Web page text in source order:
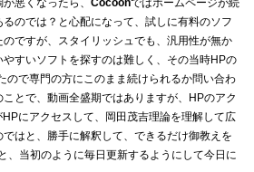
悪くなったら、 Cocoonではホームページが続
のでは？と心配になって、試しに有料のソフ
のですが、スタイリッシュでも、汎用性が無か
すいソフトを探すのは難しく、その当時HPの
ので専門の方にこのまま続けられるか問い合わ
とで、動画全盛期ではありますが、HPのアク
にアクセスして、岡田茂吉理論を理解して広
はと、勝手に解釈して、できるだけ御教えを
、当初のように毎日更新するようにして今日に